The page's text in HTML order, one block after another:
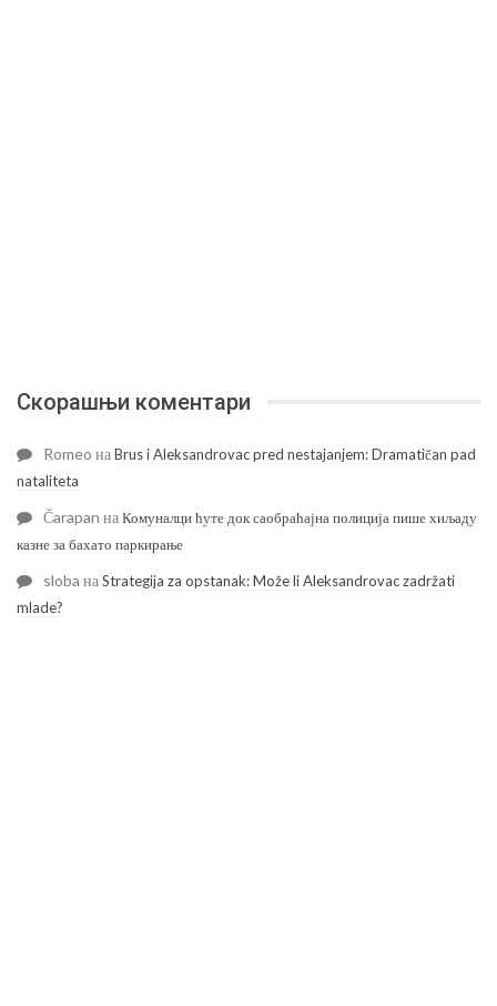
Скорашњи коментари
Romeo наBrus i Aleksandrovac pred nestajanjem: Dramatičan pad
nataliteta
Čarapan наКомуналци ћуте док саобраћајна полиција пише хиљаду
казне за бахато паркирање
sloba наStrategija za opstanak: Može li Aleksandrovac zadržati
mlade?